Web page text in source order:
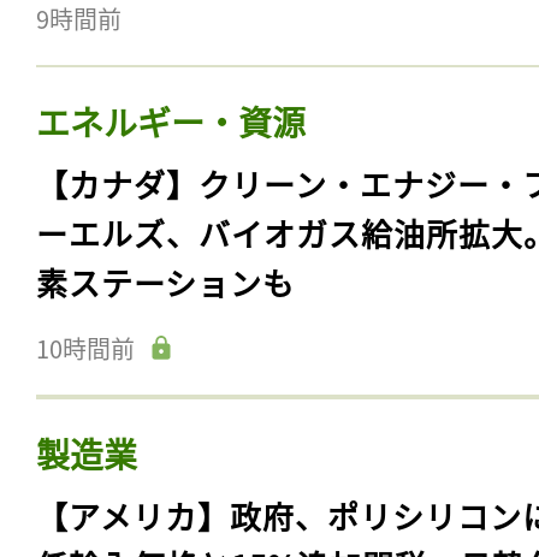
9時間前
エネルギー・資源
【カナダ】クリーン・エナジー・
ーエルズ、バイオガス給油所拡大
素ステーションも
10時間前
製造業
【アメリカ】政府、ポリシリコン